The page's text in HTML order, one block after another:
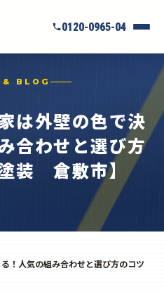
0120-0965-04
& BLOG
は外壁の色で決
合わせと選び方
装 倉敷市】
！人気の組み合わせと選び方のコツ